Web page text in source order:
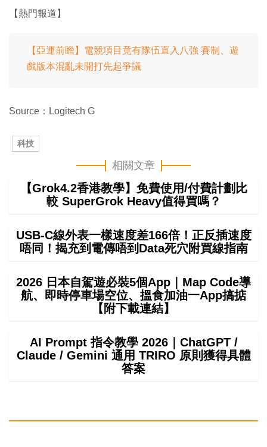
【熱門報道】
【亞運前瞻】電競項目竟有隊伍直入八強 賽制、遊
戲版本混亂未開打先起爭議
Source：Logitech G
科技
相關文章
【Grok4.2香港教學】免費使用/付費計劃比
較 SuperGrok Heavy值得買嗎？
USB-C線外表一樣速度差166倍！正反插速度
唔同！揭充到電傳唔到Data死穴附買線指南
2026 日本自駕遊必裝5個App｜Map Code導
航、即時停車場空位、搵食加油一App搞掂
【附下載連結】
AI Prompt 指令教學 2026｜ChatGPT /
Claude / Gemini 通用 TRIRO 原則獲得具體
答案